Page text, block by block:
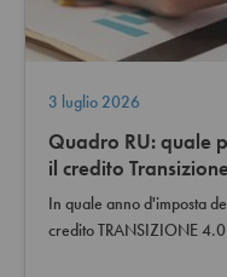
3 luglio 2026
Quadro RU: quale
il credito
In quale anno d'imposta
credito TRANSIZIONE